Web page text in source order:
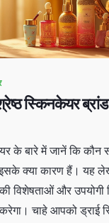
स्किनकेयर
के बारे में जानें कि कौन
क्या कारण हैं। यह लेख
विशेषताओं और उपयोगी
करेगा। चाहे आपको ड्राई